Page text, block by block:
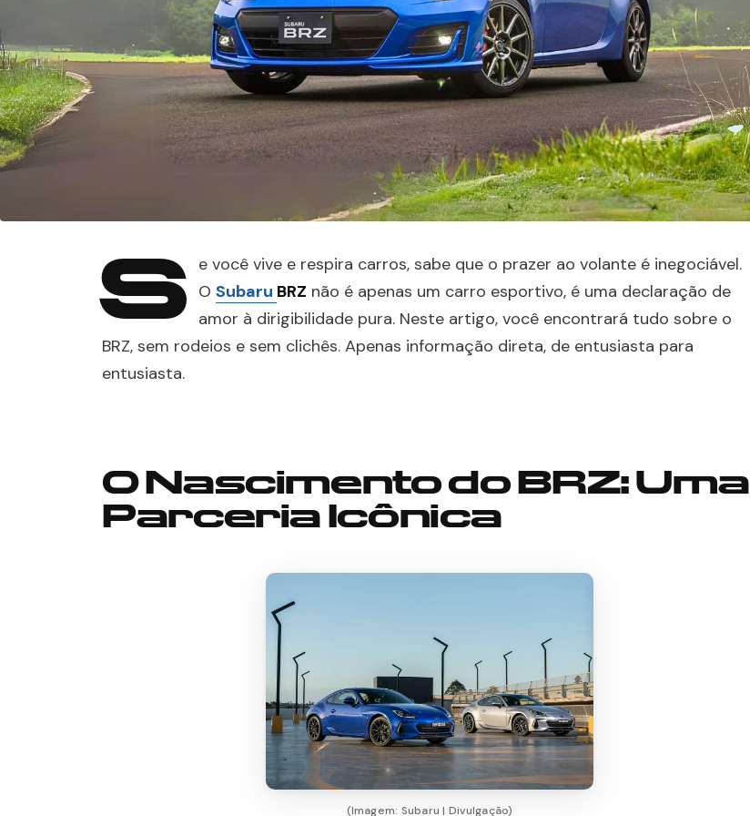
S e você vive e respira carros, sabe que o prazer ao volante é inegociável.
OSubaru BRZ não é apenas um carro esportivo, é uma declaração de
amor à dirigibilidade pura. Neste artigo, você encontrará tudo sobre o
BRZ, sem rodeios e sem clichês. Apenas informação direta, de entusiasta para
entusiasta.
O Nascimento do BRZ: Uma
Parceria Icônica
(Imagem: Subaru | Divulgação)